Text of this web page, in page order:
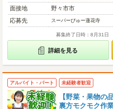
面接地
野々市市
応募先
スーパーびゅー蓮花寺
募集終了日時：8月31日
詳細を見る
アルバイト・パート 未経験者歓迎
【野菜・果物
裏方モクモク作